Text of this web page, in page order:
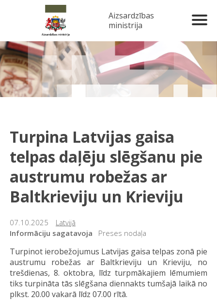
Aizsardzības
ministrija
Turpina Latvijas gaisa
telpas daļēju slēgšanu pie
austrumu robežas ar
Baltkrieviju un Krieviju
07.10.2025
Latvijā
Informāciju sagatavoja
Preses nodaļa
Turpinot ierobežojumus Latvijas gaisa telpas zonā pie
austrumu robežas ar Baltkrieviju un Krieviju, no
trešdienas, 8. oktobra, līdz turpmākajiem lēmumiem
tiks turpināta tās slēgšana diennakts tumšajā laikā no
plkst. 20.00 vakarā līdz 07.00 rītā.